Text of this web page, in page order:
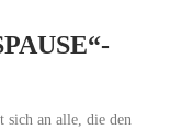
sich an alle, die den